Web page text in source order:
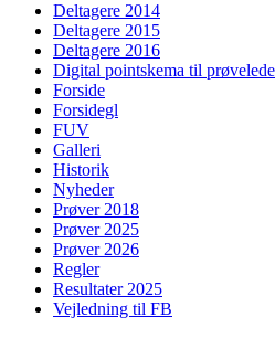
Deltagere 2014
Deltagere 2015
Deltagere 2016
Digital pointskema til
Forside
Forsidegl
FUV
Galleri
Historik
Nyheder
Prøver 2018
Prøver 2025
Prøver 2026
Regler
Resultater 2025
Vejledning til FB